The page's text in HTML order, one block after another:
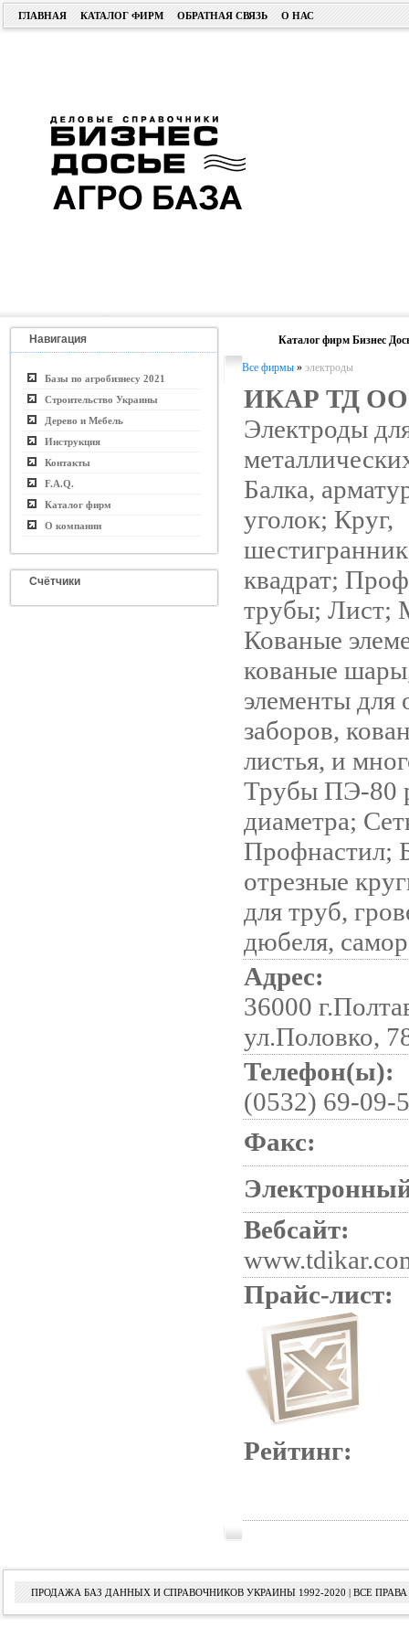
ГЛАВНАЯ КАТАЛОГ ФИРМ ОБРАТНАЯ СВЯЗЬ О НАС
Навигация
Базы по агробизнесу 2021
Строительство Украины
Дерево и Мебель
Инструкция
Контакты
F.A.Q.
Каталог фирм
О компании
Счётчики
Каталог фирм Бизнес
Все фирмы » электроды
ИКАР ТД
Электроды
Балка,
уголок; Круг,
квадрат;
трубы; Лист;
Кованые
кованые
элементы для
заборов,
листья, и
Трубы ПЭ-80
диаметра;
Профнастил;
отрезные
для труб,
дюбеля,
Адрес:
36000
ул.Половко,
Телефон(ы):
(0532) 69-09-
Факс:
Вебсайт:
Прайс-лист:
Рейтинг:
ПРОДАЖА БАЗ ДАННЫХ И СПРАВОЧНИКОВ УКРАИНЫ 1992-2020 | ВСЕ